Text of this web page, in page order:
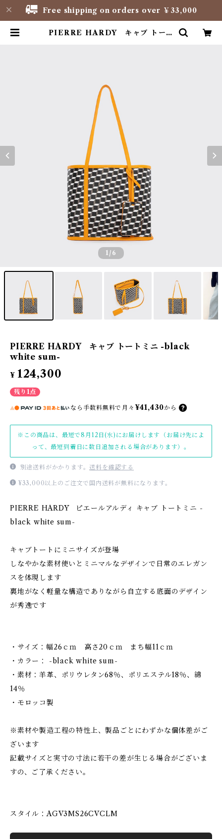
Free shipping on orders over ￥33,000
PIERRE HARDY キャブ トート
1 /6
PIERRE HARDY キャブ トートミニ -black
white sum-
¥ 124,300
残り1点
なら 手数料無料で 月々 ¥41,430から
※この商品は、最短で8月12日(水)にお届けします（お届け先によ
って、最短到着日に数日追加される場合があります）。
別途送料がかかります。送料を確認する
¥33,000以上のご注文で国内送料が無料になります。
PIERRE HARDY ピエールアルディ キャブ トートミニ -
black white sum-
キャブトートにミニサイズが登場
しなやかな素材使いとミニマルなデザインで日常のエレガン
スを体現します
裏地がなく軽量な構造でありながら自立する底面のデザイン
が秀逸です
・サイズ：幅26ｃｍ 高さ20ｃｍ まち幅11ｃｍ
・カラー： -black white sum-
・素材：羊革、ポリウレタン68％、ポリエステル18％、綿
14％
・モロッコ製
※素材や製造工程の特性上、製品ごとにわずかな個体差がご
ざいます
記載サイズと実寸の寸法に若干の差が生じる場合がございま
すの、ご了承ください。
スタイル：AGV3MS26CVCLM